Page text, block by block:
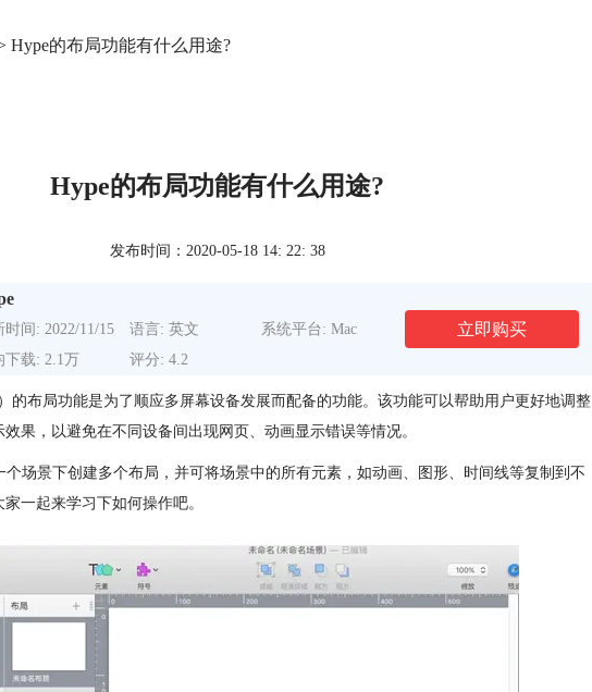
Hype的布局功能有什么用途?
Hype的布局功能有什么用途?
发布时间：2020-05-18 14: 22: 38
时间: 2022/11/15 语言: 英文
系统平台: Mac
下载: 2.1万
评分: 4.2
立即购买
的布局功能是为了顺应多屏幕设备发展而配备的功能。该功能可以帮助用户更好地调整
果，以避免在不同设备间出现网页、动画显示错误等情况。
个场景下创建多个布局，并可将场景中的所有元素，如动画、图形、时间线等复制到不
一起来学习下如何操作吧。